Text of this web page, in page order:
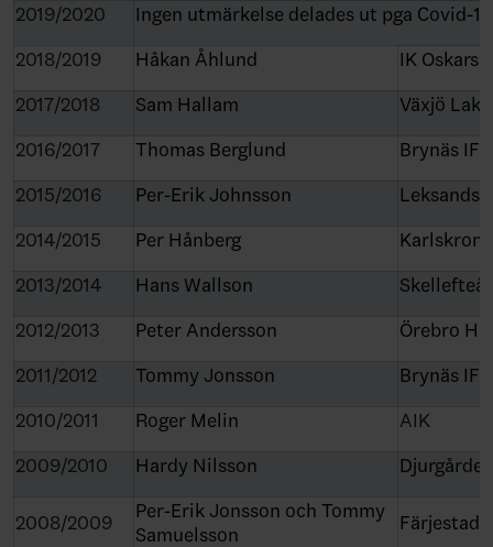
2019/2020
Ingen utmärkelse delades ut pga Covid-19
2018/2019
Håkan Åhlund
IK
2017/2018
Sam Hallam
Växjö
2016/2017
Thomas Berglund
Brynäs IF
2015/2016
Per-Erik Johnsson
Leksands
2014/2015
Per Hånberg
2013/2014
Hans Wallson
Skellefteå
2012/2013
Peter Andersson
Örebro HK
2011/2012
Tommy Jonsson
Brynäs IF
2010/2011
Roger Melin
AIK
2009/2010
Hardy Nilsson
2008/2009
Per-Erik Jonsson och Tommy
Samuelsson
Färjestads